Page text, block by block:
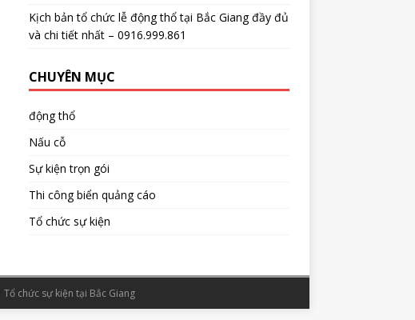
Kịch bản tổ chức lễ động thổ tại Bắc Giang đầy đủ
và chi tiết nhất – 0916.999.861
CHUYÊN MỤC
động thổ
Nấu cỗ
Sự kiện trọn gói
Thi công biển quảng cáo
Tổ chức sự kiện
Tổ chức sự kiện tại Bắc Giang